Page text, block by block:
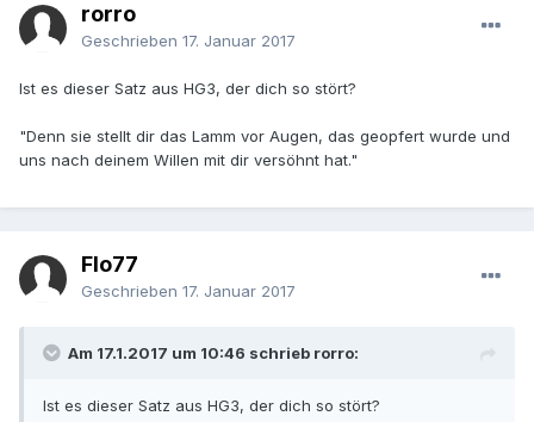
rorro
Geschrieben 17. Januar 2017
Ist es dieser Satz aus HG3, der dich so stört?
"Denn sie stellt dir das Lamm vor Augen, das geopfert wurde und
uns nach deinem Willen mit dir versöhnt hat."
Flo77
Geschrieben 17. Januar 2017
Am 17.1.2017 um 10:46 schrieb rorro:
Ist es dieser Satz aus HG3, der dich so stört?